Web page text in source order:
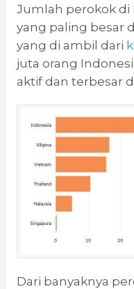
Jumlah perokok di
yang paling besar
yang di ambil dari
juta orang
aktif dan terbesar
Dari banyaknya